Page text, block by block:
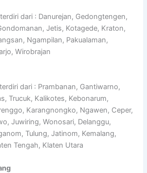
dari : Danurejan, Gedongtengen,
Jetis, Kotagede, Kraton,
Ngampilan, Pakualaman,
Wirobrajan
dari : Prambanan, Gantiwarno,
Trucuk, Kalikotes, Kebonarum,
Karangnongko, Ngawen, Ceper,
Juwiring, Wonosari, Delanggu,
Tulung, Jatinom, Kemalang,
Tengah, Klaten Utara